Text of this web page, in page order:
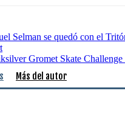
Selman se quedó con el
Gromet Skate Challenge
Más del autor